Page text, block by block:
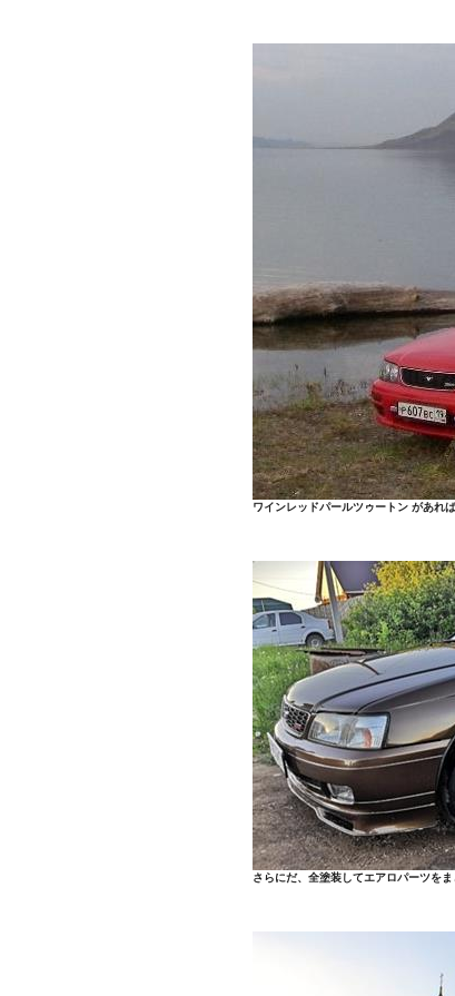
ワインレッドパールツゥートン があれ
さらにだ、全塗装してエアロパーツを